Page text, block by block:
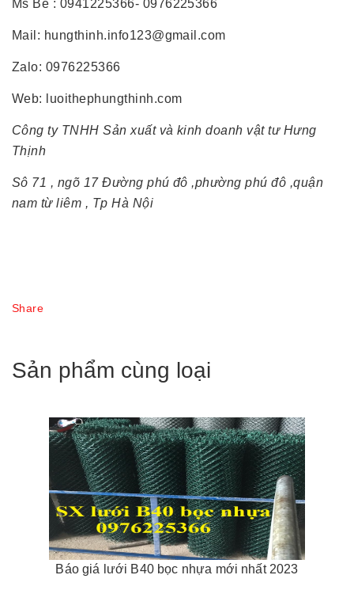
Ms Bé : 0941225366- 0976225366
Mail: hungthinh.info123@gmail.com
Zalo: 0976225366
Web: luoithephungthinh.com
Công ty TNHH Sản xuất và kinh doanh vật tư Hưng
Thịnh
Sô 71 , ngõ 17 Đường phú đô ,phường phú đô ,quận
nam từ liêm , Tp Hà Nội
Share
Sản phẩm cùng loại
Báo giá lưới B40 bọc nhựa mới nhất 2023